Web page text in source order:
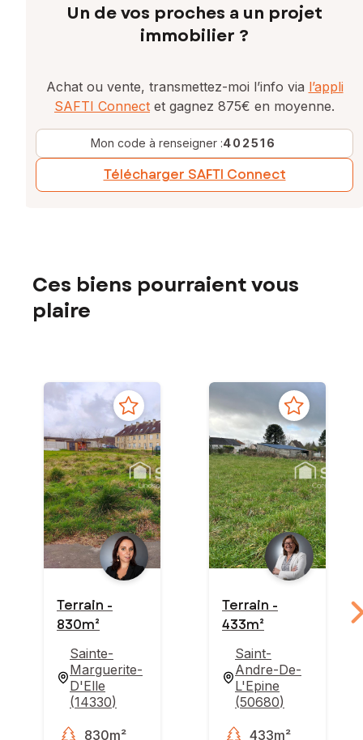
Un de vos proches a un projet
immobilier ?
Achat ou vente, transmettez-moi l’info via l’appli
SAFTI Connect et gagnez 875€ en moyenne.
Mon code à renseigner :402516
Télécharger SAFTI Connect
Ces biens pourraient vous
plaire
Terrain -
830m²
Sainte-
Marguerite-
D'Elle
(14330)
830m²
Terrain -
433m²
Saint-
Andre-De-
L'Epine
(50680)
433m²